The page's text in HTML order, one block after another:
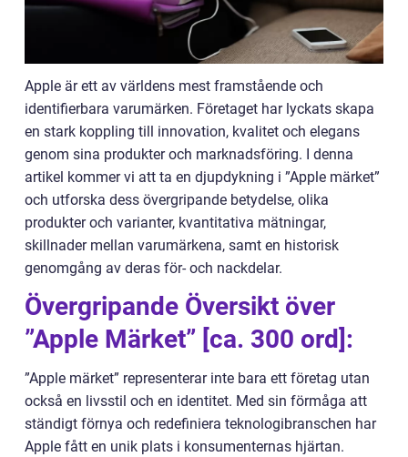
Apple är ett av världens mest framstående och
identifierbara varumärken. Företaget har lyckats skapa
en stark koppling till innovation, kvalitet och elegans
genom sina produkter och marknadsföring. I denna
artikel kommer vi att ta en djupdykning i ”Apple märket”
och utforska dess övergripande betydelse, olika
produkter och varianter, kvantitativa mätningar,
skillnader mellan varumärkena, samt en historisk
genomgång av deras för- och nackdelar.
Övergripande Översikt över
”Apple Märket” [ca. 300 ord]:
”Apple märket” representerar inte bara ett företag utan
också en livsstil och en identitet. Med sin förmåga att
ständigt förnya och redefiniera teknologibranschen har
Apple fått en unik plats i konsumenternas hjärtan.